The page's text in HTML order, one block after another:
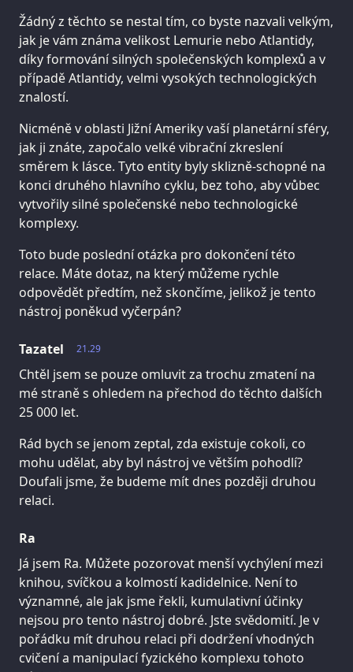
Žádný z těchto se nestal tím, co byste nazvali velkým,
jak je vám známa velikost Lemurie nebo Atlantidy,
díky formování silných společenských komplexů a v
případě Atlantidy, velmi vysokých technologických
znalostí.
Nicméně v oblasti Jižní Ameriky vaší planetární sféry,
jak ji znáte, započalo velké vibrační zkreslení
směrem k lásce. Tyto entity byly sklizně-schopné na
konci druhého hlavního cyklu, bez toho, aby vůbec
vytvořily silné společenské nebo technologické
komplexy.
Toto bude poslední otázka pro dokončení této
relace. Máte dotaz, na který můžeme rychle
odpovědět předtím, než skončíme, jelikož je tento
nástroj poněkud vyčerpán?
21.29
Tazatel
Chtěl jsem se pouze omluvit za trochu zmatení na
mé straně s ohledem na přechod do těchto dalších
25 000 let.
Rád bych se jenom zeptal, zda existuje cokoli, co
mohu udělat, aby byl nástroj ve větším pohodlí?
Doufali jsme, že budeme mít dnes později druhou
relaci.
Ra
Já jsem Ra. Můžete pozorovat menší vychýlení mezi
knihou, svíčkou a kolmostí kadidelnice. Není to
významné, ale jak jsme řekli, kumulativní účinky
nejsou pro tento nástroj dobré. Jste svědomití. Je v
pořádku mít druhou relaci při dodržení vhodných
cvičení a manipulací fyzického komplexu tohoto